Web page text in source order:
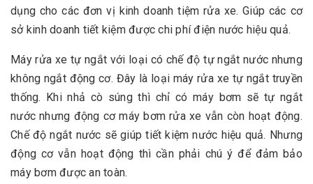
dụng cho các đơn vị kinh doanh tiệm rửa xe. Giúp các cơ
sở kinh doanh tiết kiệm được chi phí điện nước hiệu quả.
Máy rửa xe tự ngắt với loại có chế độ tự ngắt nước nhưng
không ngắt động cơ. Đây là loại máy rửa xe tự ngắt truyền
thống. Khi nhả cò súng thì chỉ có máy bơm sẽ tự ngắt
nước nhưng động cơ máy bơm rửa xe vẫn còn hoạt động.
Chế độ ngắt nước sẽ giúp tiết kiệm nước hiệu quả. Nhưng
động cơ vẫn hoạt động thì cần phải chú ý để đảm bảo
máy bơm được an toàn.